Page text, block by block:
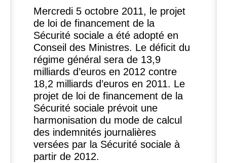
Mercredi 5 octobre 2011, le projet
de loi de financement de la
Sécurité sociale a été adopté en
Conseil des Ministres. Le déficit du
régime général sera de 13,9
milliards d’euros en 2012 contre
18,2 milliards d’euros en 2011. Le
projet de loi de financement de la
Sécurité sociale prévoit une
harmonisation du mode de calcul
des indemnités journalières
versées par la Sécurité sociale à
partir de 2012.